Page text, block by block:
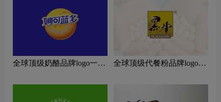
全球顶级奶酪品牌logo一
全球顶级代餐粉品牌logo一